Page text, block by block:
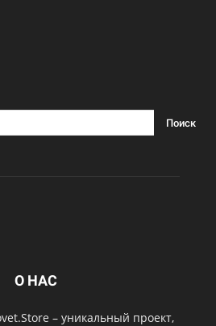
О НАС
– уникальный проект,